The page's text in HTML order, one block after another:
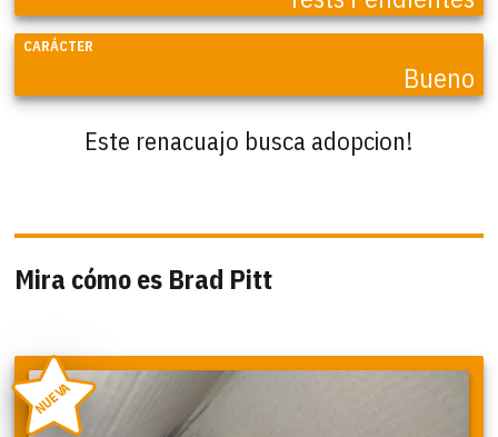
CARÁCTER
Bueno
Este renacuajo busca adopcion!
Mira cómo es Brad Pitt
NUEVA